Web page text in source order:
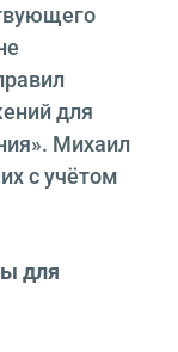
для
Михаил
с учётом
для